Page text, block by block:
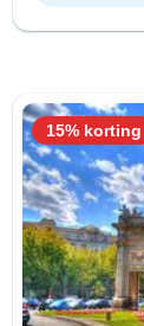
15% korting